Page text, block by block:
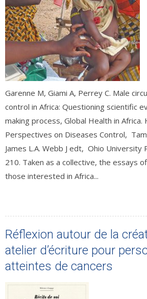
Garenne M, Giami A, Perrey C. Male
control in Africa: Questioning scientific
making process, Global Health in Africa.
Perspectives on Diseases Control,
James L.A. Webb J edt, Ohio
210. Taken as a collective, the essays
those interested in Africa...
Réflexion autour de la
atelier d’écriture pour
atteintes de cancers